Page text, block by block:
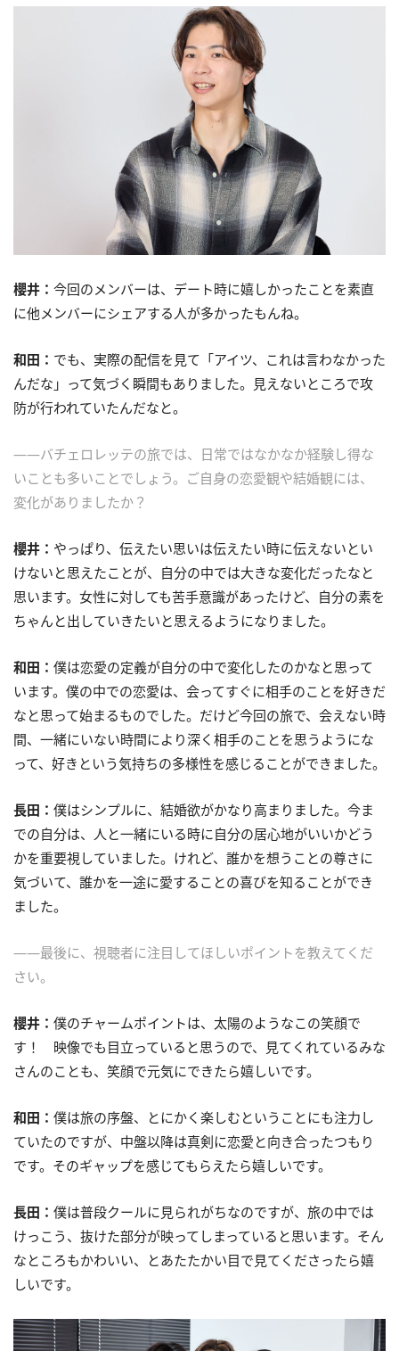
櫻井： 今回のメンバーは、デート時に嬉しかったことを素直
に他メンバーにシェアする人が多かったもんね。
和田： でも、実際の配信を見て「アイツ、これは言わなかった
んだな」って気づく瞬間もありました。見えないところで攻
防が行われていたんだなと。
――バチェロレッテの旅では、日常ではなかなか経験し得な
いことも多いことでしょう。ご自身の恋愛観や結婚観には、
変化がありましたか？
櫻井： やっぱり、伝えたい思いは伝えたい時に伝えないとい
けないと思えたことが、自分の中では大きな変化だったなと
思います。女性に対しても苦手意識があったけど、自分の素を
ちゃんと出していきたいと思えるようになりました。
和田： 僕は恋愛の定義が自分の中で変化したのかなと思って
います。僕の中での恋愛は、会ってすぐに相手のことを好きだ
なと思って始まるものでした。だけど今回の旅で、会えない時
間、一緒にいない時間により深く相手のことを思うようにな
って、好きという気持ちの多様性を感じることができました。
長田： 僕はシンプルに、結婚欲がかなり高まりました。今ま
での自分は、人と一緒にいる時に自分の居心地がいいかどう
かを重要視していました。けれど、誰かを想うことの尊さに
気づいて、誰かを一途に愛することの喜びを知ることができ
ました。
――最後に、視聴者に注目してほしいポイントを教えてくだ
さい。
櫻井： 僕のチャームポイントは、太陽のようなこの笑顔で
す！ 映像でも目立っていると思うので、見てくれているみな
さんのことも、笑顔で元気にできたら嬉しいです。
和田： 僕は旅の序盤、とにかく楽しむということにも注力し
ていたのですが、中盤以降は真剣に恋愛と向き合ったつもり
です。そのギャップを感じてもらえたら嬉しいです。
長田： 僕は普段クールに見られがちなのですが、旅の中では
けっこう、抜けた部分が映ってしまっていると思います。そん
なところもかわいい、とあたたかい目で見てくださったら嬉
しいです。